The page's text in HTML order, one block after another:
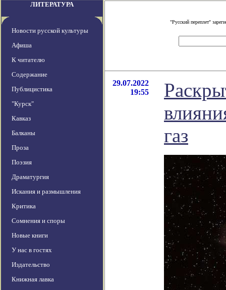
ЛИТЕРАТУРА
Новости русской культуры
Афиша
К читателю
Содержание
Публицистика
"Курск"
Кавказ
Балканы
Проза
Поэзия
Драматургия
Искания и размышления
Критика
Сомнения и споры
Новые книги
У нас в гостях
Издательство
Книжная лавка
"Русский переплет"
29.07.2022
19:55
газ